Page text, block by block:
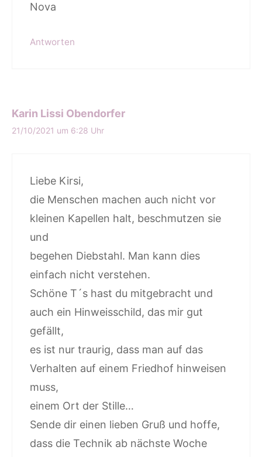
Nova
Antworten
Karin Lissi Obendorfer
21/10/2021 um 6:28 Uhr
Liebe Kirsi,
die Menschen machen auch nicht vor
kleinen Kapellen halt, beschmutzen sie
und
begehen Diebstahl. Man kann dies
einfach nicht verstehen.
Schöne T´s hast du mitgebracht und
auch ein Hinweisschild, das mir gut
gefällt,
es ist nur traurig, dass man auf das
Verhalten auf einem Friedhof hinweisen
muss,
einem Ort der Stille…
Sende dir einen lieben Gruß und hoffe,
dass die Technik ab nächste Woche